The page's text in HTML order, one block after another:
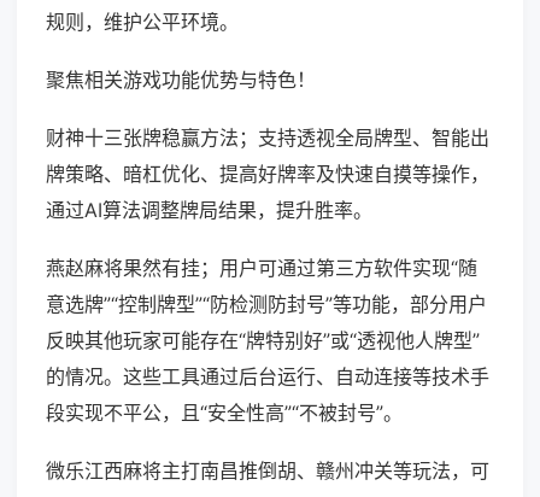
规则，维护公平环境。
聚焦相关游戏功能优势与特色！
财神十三张牌稳赢方法；支持透视全局牌型、智能出
牌策略、暗杠优化、提高好牌率及快速自摸等操作，
通过AI算法调整牌局结果，提升胜率。
燕赵麻将果然有挂；用户可通过第三方软件实现“随
意选牌”“控制牌型”“防检测防封号”等功能，部分用户
反映其他玩家可能存在“牌特别好”或“透视他人牌型”
的情况。这些工具通过后台运行、自动连接等技术手
段实现不平公，且“安全性高”“不被封号”。
微乐江西麻将主打南昌推倒胡、赣州冲关等玩法，可